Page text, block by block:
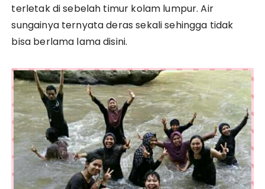
terletak di sebelah timur kolam lumpur. Air
sungainya ternyata deras sekali sehingga tidak
bisa berlama lama disini.